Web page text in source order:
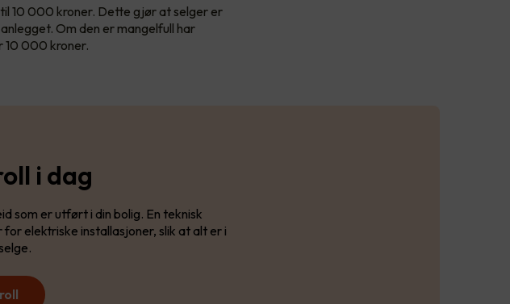
10 000 kroner. Dette gjør at selger er
Om den er mangelfull har
10 000 kroner.
i dag
som er utført i din bolig. En teknisk
elektriske installasjoner, slik at alt er i